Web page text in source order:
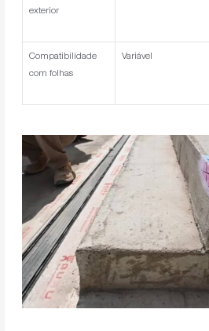
exterior
Compatibilidade
com folhas
Variável